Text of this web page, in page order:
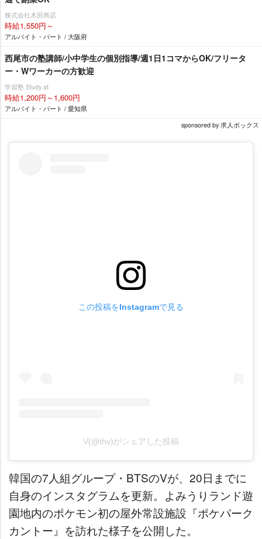
株式会社木田商店
時給1,550円～
アルバイト・パート / 大阪府
西尾市の塾講師/小中学生の個別指導/週1日1コマからOK/フリータ
ー・Wワーカーの方歓迎
学習塾 Study at
時給1,200円～1,600円
アルバイト・パート / 愛知県
sponsored by 求人ボックス
この投稿をInstagramで見る
V(@thv)がシェアした投稿
韓国の7人組グループ・BTSのVが、20日までに
自身のインスタグラムを更新。よみうりランド遊
園地内のポケモン初の屋外常設施設『ポケパーク
カントー』を訪れた様子を公開した。